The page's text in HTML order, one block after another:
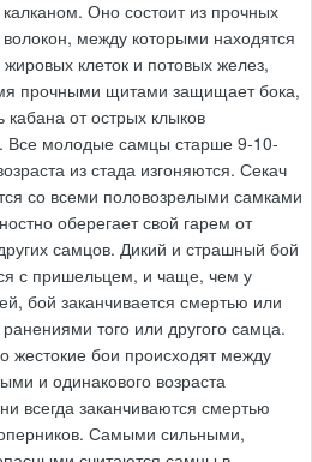
Оно состоит из прочных
между которыми находятся
клеток и потовых желез,
прочными щитами защищает бока,
кабана от острых клыков
Все молодые самцы старше 9-10-
из стада изгоняются. Секач
со всеми половозрелыми самками
оберегает свой гарем от
самцов. Дикий и страшный бой
с пришельцем, и чаще, чем у
бой заканчивается смертью или
того или другого самца.
жестокие бои происходят между
и одинакового возраста
всегда заканчиваются смертью
Самыми сильными,